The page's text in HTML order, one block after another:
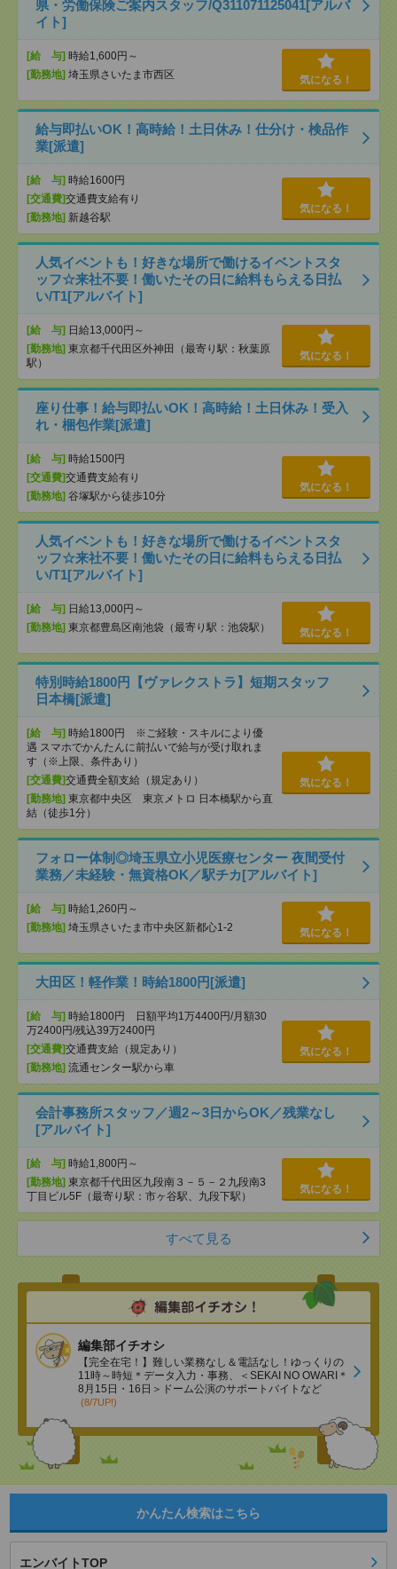
県・労働保険ご案内スタッフ/Q311071125041[アルバ
イト]
[給 与] 時給1,600円～
[勤務地] 埼玉県さいたま市西区 気になる！
給与即払いOK！高時給！土日休み！仕分け・検品作
業[派遣]
[給 与] 時給1600円
[交通費]交通費支給有り
[勤務地] 新越谷駅
気になる！
人気イベントも！好きな場所で働けるイベントスタ
ッフ☆来社不要！働いたその日に給料もらえる日払
い/T1[アルバイト]
[給 与] 日給13,000円～
[勤務地] 東京都千代田区外神田（最寄り駅：秋葉原
駅）
気になる！
座り仕事！給与即払いOK！高時給！土日休み！受入
れ・梱包作業[派遣]
[給 与] 時給1500円
[交通費]交通費支給有り
[勤務地] 谷塚駅から徒歩10分
気になる！
人気イベントも！好きな場所で働けるイベントスタ
ッフ☆来社不要！働いたその日に給料もらえる日払
い/T1[アルバイト]
[給 与] 日給13,000円～
[勤務地] 東京都豊島区南池袋（最寄り駅：池袋駅） 気になる！
特別時給1800円【ヴァレクストラ】短期スタッフ
日本橋[派遣]
[給 与] 時給1800円 ※ご経験・スキルにより優
遇 スマホでかんたんに前払いで給与が受け取れま
す（※上限、条件あり）
[交通費]交通費全額支給（規定あり）
[勤務地] 東京都中央区 東京メトロ 日本橋駅から直
結（徒歩1分）
気になる！
フォロー体制◎埼玉県立小児医療センター 夜間受付
業務／未経験・無資格OK／駅チカ[アルバイト]
[給 与] 時給1,260円～
[勤務地] 埼玉県さいたま市中央区新都心1-2 気になる！
大田区！軽作業！時給1800円[派遣]
[給 与] 時給1800円 日額平均1万4400円/月額30
万2400円/残込39万2400円
[交通費]交通費支給（規定あり）
[勤務地] 流通センター駅から車
気になる！
会計事務所スタッフ／週2～3日からOK／残業なし
[アルバイト]
[給 与] 時給1,800円～
[勤務地] 東京都千代田区九段南３－５－２九段南3
丁目ビル5F（最寄り駅：市ヶ谷駅、九段下駅）
気になる！
すべて見る
編集部イチオシ
【完全在宅！】難しい業務なし＆電話なし！ゆっくりの
11時～時短＊データ入力・事務、＜SEKAI NO OWARI＊
8月15日・16日＞ドーム公演のサポートバイトなど
(8/7UP!)
かんたん検索はこちら
エンバイトTOP